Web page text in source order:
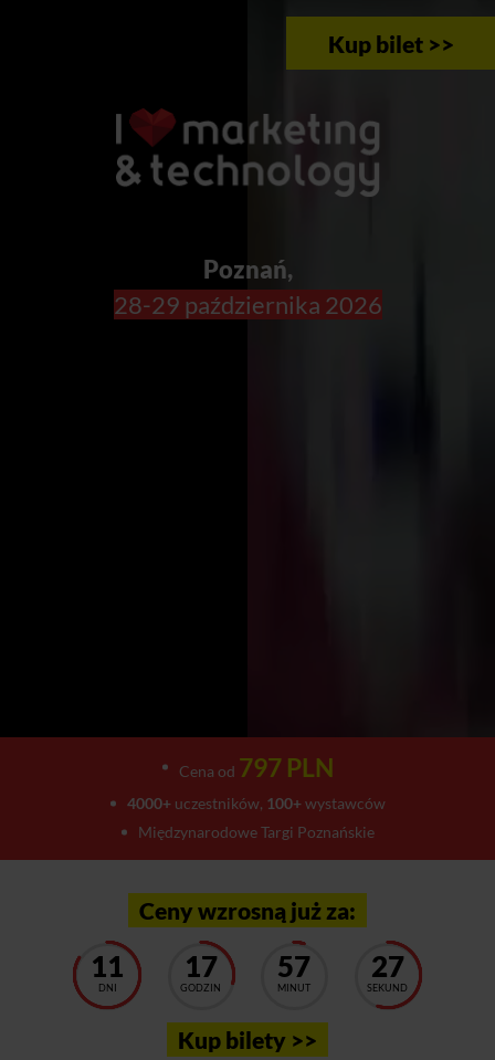
Kup bilet >>
Poznań,
28-29 października 2026
Cena od 797 PLN
4000+uczestników, 100+wystawców
Międzynarodowe Targi Poznańskie
Ceny wzrosną już za:
11
DNI
17
GODZIN
57
MINUT
23
SEKUND
Kup bilety >>